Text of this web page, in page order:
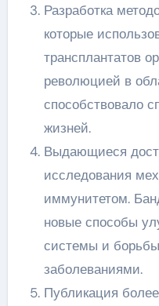
Разработка
которые
трансплантатов
революцией в
способствовало
жизней.
Выдающиеся
исследования
иммунитетом.
новые способы
системы и
заболеваниями.
Публикация